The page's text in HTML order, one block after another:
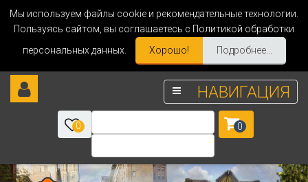
Мы используем файлы cookie и рекомендательные технологии.
Пользуясь сайтом, вы соглашаетесь с Политикой обработки
персональных данных.
Хорошо! Подробнее...
НАВИГАЦИЯ
0 0